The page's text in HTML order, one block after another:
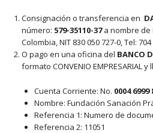
Consignación o transferencia en
número: 579-35110-37a nombre de
Colombia, NIT 830 050 727-0, Tel:
O pago en una oficina del BANCO
formato CONVENIO EMPRESARIAL
Cuenta Corriente: No. 0004 6999
Nombre: Fundación Sanación
Referencia 1: Numero de
Referencia 2: 11051